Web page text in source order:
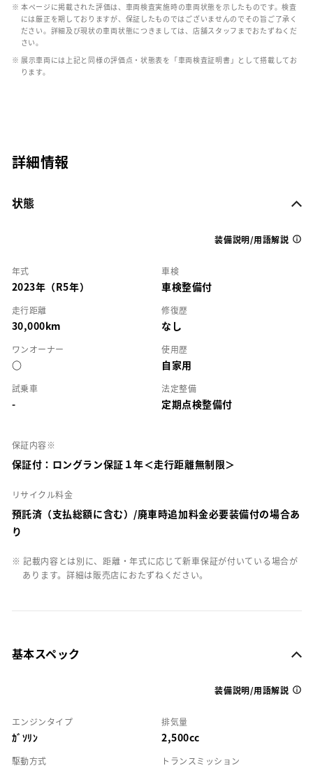
※ 本ページに掲載された評価は、車両検査実施時の車両状態を示したものです。検査
には厳正を期しておりますが、保証したものではございませんのでその旨ご了承く
ださい。詳細及び現状の車両状態につきましては、店舗スタッフまでおたずねくだ
さい。
※ 展示車両には上記と同様の評価点・状態表を「車両検査証明書」として搭載してお
ります。
詳細情報
状態
装備説明/用語解説
年式
2023年（R5年）
車検
車検整備付
走行距離
30,000km
修復歴
なし
ワンオーナー
○
使用歴
自家用
試乗車
-
法定整備
定期点検整備付
保証内容※
保証付：ロングラン保証１年＜走行距離無制限＞
リサイクル料金
預託済（支払総額に含む）/廃車時追加料金必要装備付の場合あ
り
※ 記載内容とは別に、距離・年式に応じて新車保証が付いている場合が
あります。詳細は販売店におたずねください。
基本スペック
装備説明/用語解説
エンジンタイプ
ｶﾞｿﾘﾝ
排気量
2,500cc
駆動方式 トランスミッション